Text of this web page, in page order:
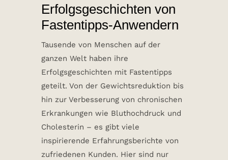
Erfolgsgeschichten von
Fastentipps-Anwendern
Tausende von Menschen auf der
ganzen Welt haben ihre
Erfolgsgeschichten mit Fastentipps
geteilt. Von der Gewichtsreduktion bis
hin zur Verbesserung von chronischen
Erkrankungen wie Bluthochdruck und
Cholesterin – es gibt viele
inspirierende Erfahrungsberichte von
zufriedenen Kunden. Hier sind nur